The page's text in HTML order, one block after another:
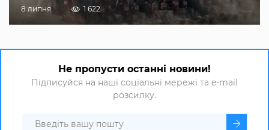
8 липня 1 622
Не пропусти останні новини!
Підписуйся на наші соціальні мережі та e-mail
розсилку.